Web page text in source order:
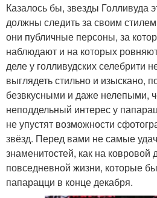
Казалось бы, звезды Голливуда
должны следить за своим стилем
они публичные персоны, за
наблюдают и на которых
деле у голливудских селебрити
выглядеть стильно и изыскано,
безвкусными и даже нелепыми,
неподдельный интерес у
не упустят возможности
звёзд. Перед вами не самые
знаменитостей, как на ковровой
повседневной жизни, которые
папарацци в конце декабря.